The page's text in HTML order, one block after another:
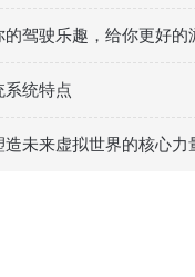
驾驶乐趣，给你更好的
系统特点
未来虚拟世界的核心力